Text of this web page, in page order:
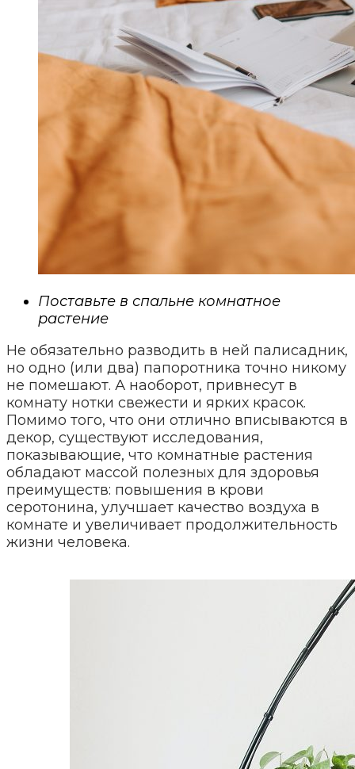
Поставьте в спальне комнатное
растение
Не обязательно разводить в ней палисадник,
но одно (или два) папоротника точно никому
не помешают. А наоборот, привнесут в
комнату нотки свежести и ярких красок.
Помимо того, что они отлично вписываются в
декор, существуют исследования,
показывающие, что комнатные растения
обладают массой полезных для здоровья
преимуществ: повышения в крови
серотонина, улучшает качество воздуха в
комнате и увеличивает продолжительность
жизни человека.